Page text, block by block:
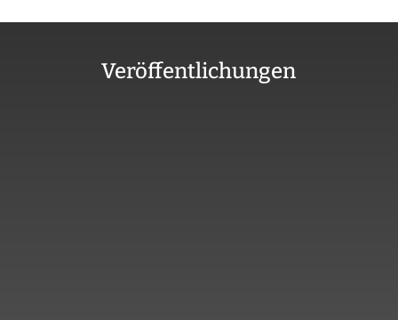
Veröffentlichungen